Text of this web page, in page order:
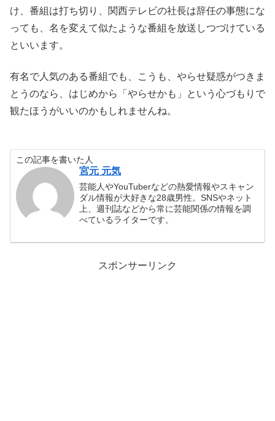
け、番組は打ち切り、関西テレビの社長は辞任の事態にな
っても、名を変えて似たような番組を放送しつづけている
といいます。
有名で人気のある番組でも、こうも、やらせ疑惑がつきま
とうのなら、はじめから「やらせかも」という心づもりで
観たほうがいいのかもしれませんね。
この記事を書いた人
宮元 元気
芸能人やYouTuberなどの熱愛情報やスキャン
ダル情報が大好きな28歳男性。SNSやネット
上、週刊誌などから常に芸能関係の情報を調
べているライターです。
スポンサーリンク